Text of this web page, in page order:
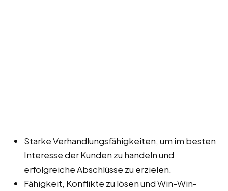
Starke Verhandlungsfähigkeiten, um im besten
Interesse der Kunden zu handeln und
erfolgreiche Abschlüsse zu erzielen.
Fähigkeit, Konflikte zu lösen und Win-Win-